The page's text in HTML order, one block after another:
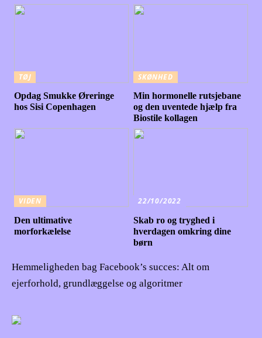
TØJ
Opdag Smukke Øreringe
hos Sisi Copenhagen
SKØNHED
Min hormonelle rutsjebane
og den uventede hjælp fra
Biostile kollagen
VIDEN
Den ultimative
morforkælelse
22/10/2022
Skab ro og tryghed i
hverdagen omkring dine
børn
Hemmeligheden bag Facebook’s succes: Alt om
ejerforhold, grundlæggelse og algoritmer